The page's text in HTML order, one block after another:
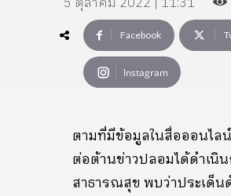
Facebook
Instagram
ตามที่มีข้อมูลในสื่อออนไล
ต่อต้านข่าวปลอมได้ดำเนิ
สาธารณสุข พบว่าประเด็น